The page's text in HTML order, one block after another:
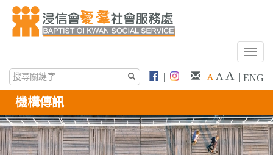
T
g
e
n
a
| | | A A A | ENG
機構傳訊